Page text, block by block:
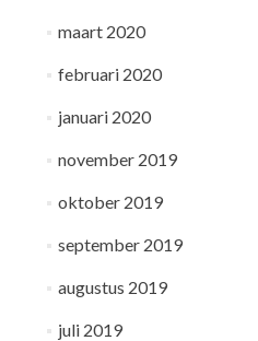
maart 2020
februari 2020
januari 2020
november 2019
oktober 2019
september 2019
augustus 2019
juli 2019